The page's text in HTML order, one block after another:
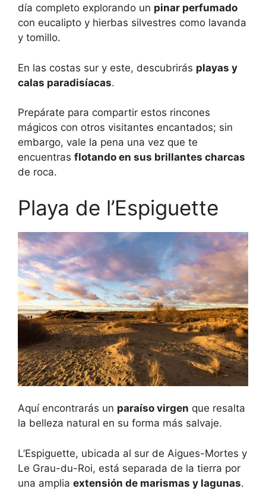
día completo explorando un pinar perfumado
con eucalipto y hierbas silvestres como lavanda
y tomillo.
En las costas sur y este, descubrirás playas y
calas paradisíacas.
Prepárate para compartir estos rincones
mágicos con otros visitantes encantados; sin
embargo, vale la pena una vez que te
encuentras flotando en sus brillantes charcas
de roca.
Playa de l’Espiguette
Aquí encontrarás un paraíso virgen que resalta
la belleza natural en su forma más salvaje.
L’Espiguette, ubicada al sur de Aigues-Mortes y
Le Grau-du-Roi, está separada de la tierra por
una amplia extensión de marismas y lagunas.